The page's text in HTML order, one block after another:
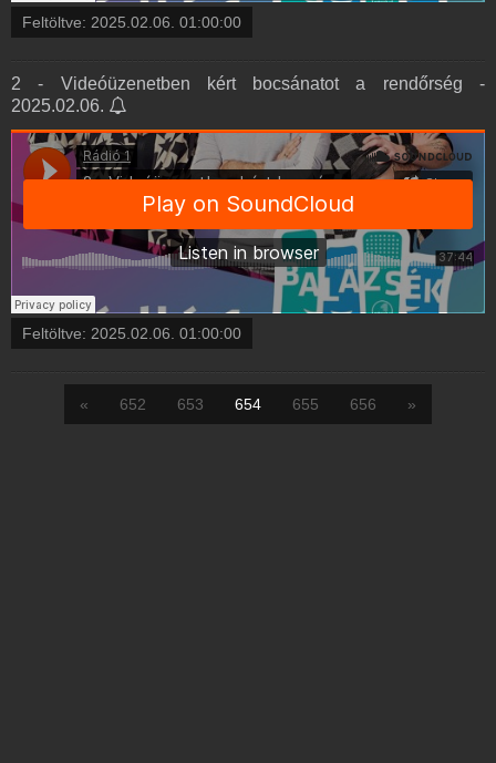
Feltöltve: 2025.02.06. 01:00:00
2 - Videóüzenetben kért bocsánatot a rendőrség -
2025.02.06.
Feltöltve: 2025.02.06. 01:00:00
« 652 653 654 655 656 »